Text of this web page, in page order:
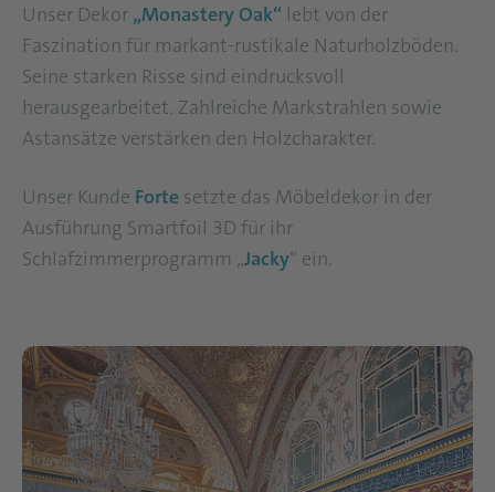
Unser Dekor „Monastery Oak“ lebt von der
Faszination für markant-rustikale Naturholzböden.
Seine starken Risse sind eindrucksvoll
herausgearbeitet. Zahlreiche Markstrahlen sowie
Astansätze verstärken den Holzcharakter.
Unser Kunde Forte setzte das Möbeldekor in der
Ausführung Smartfoil 3D für ihr
Schlafzimmerprogramm „Jacky“ ein.